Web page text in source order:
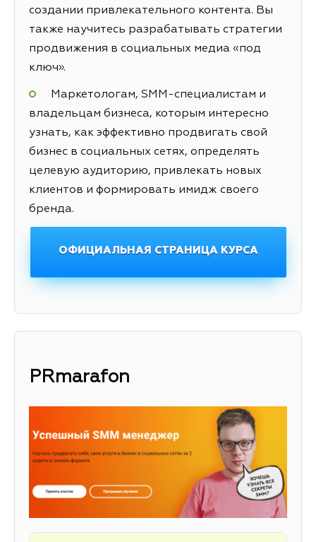
создании привлекательного контента. Вы
также научитесь разрабатывать стратегии
продвижения в социальных медиа «под
ключ».
Маркетологам, SMM-специалистам и
владельцам бизнеса, которым интересно
узнать, как эффективно продвигать свой
бизнес в социальных сетях, определять
целевую аудиторию, привлекать новых
клиентов и формировать имидж своего
бренда.
ОФИЦИАЛЬНАЯ СТРАНИЦА КУРСА
PRmarafon